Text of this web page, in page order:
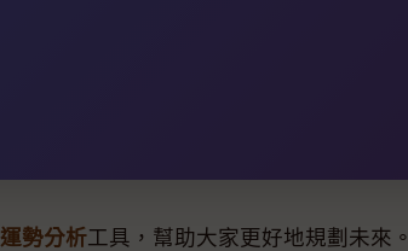
運勢分析工具，幫助大家更好地規劃未來。